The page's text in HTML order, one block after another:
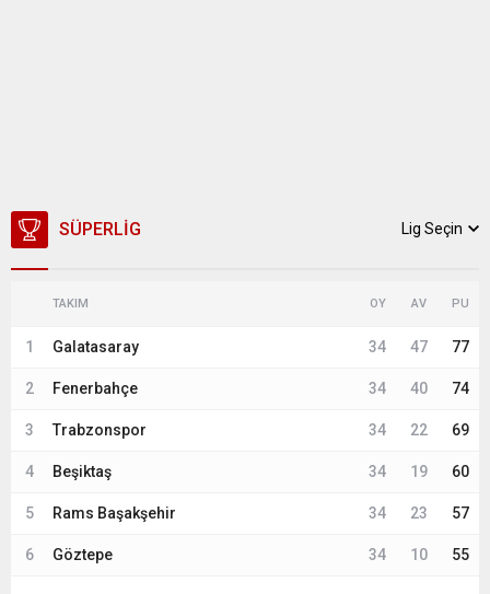
SÜPERLIG Lig Seçin
TAKIM OY AV PU
1 Galatasaray 34 47 77
2 Fenerbahçe 34 40 74
3 Trabzonspor 34 22 69
4 Beşiktaş 34 19 60
5 Rams Başakşehir 34 23 57
6 Göztepe 34 10 55